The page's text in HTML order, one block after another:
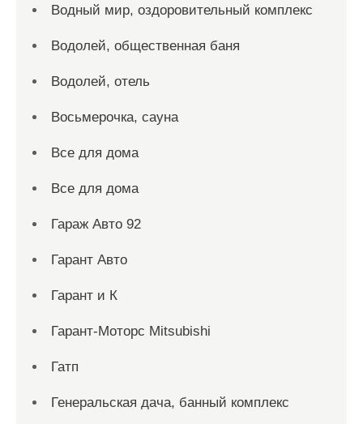
Водный мир, оздоровительный комплекс
Водолей, общественная баня
Водолей, отель
Восьмерочка, сауна
Все для дома
Все для дома
Гараж Авто 92
Гарант Авто
Гарант и К
Гарант-Моторс Mitsubishi
Гатп
Генеральская дача, банный комплекс